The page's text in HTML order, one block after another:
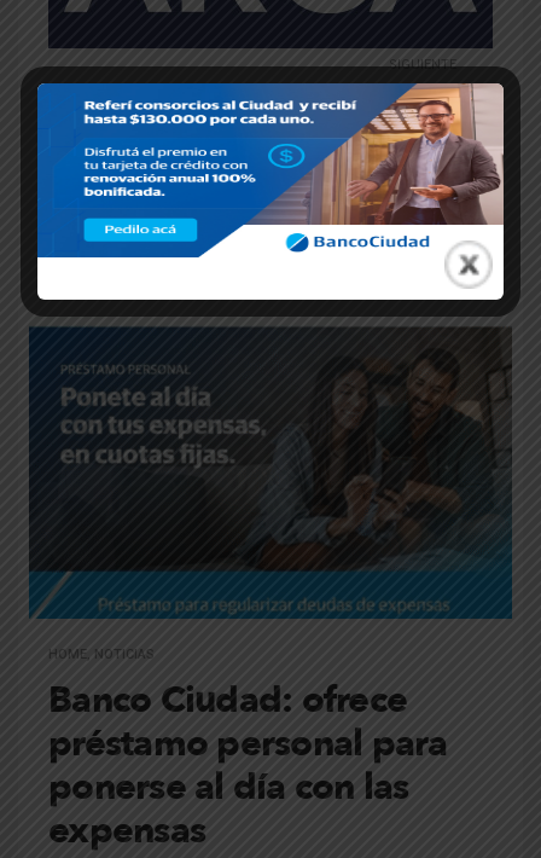
SIGUIENTE
ARCA Simplifica la Certificación de
Documentación para Consorcios de
Propiedad Horizontal
junio 12, 2025
Entradas relacionadas
HOME, NOTICIAS
Banco Ciudad: ofrece
préstamo personal para
ponerse al día con las
expensas